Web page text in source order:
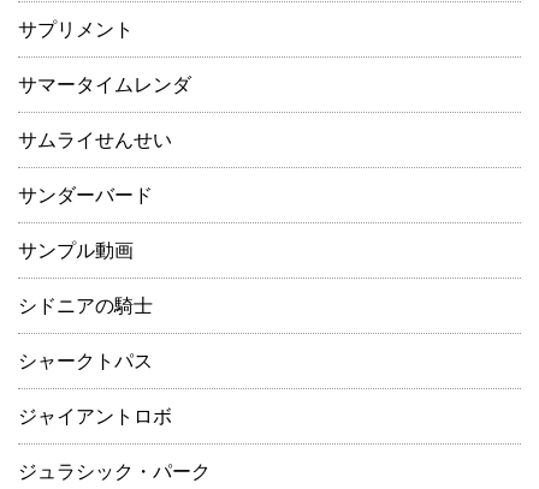
サプリメント
サマータイムレンダ
サムライせんせい
サンダーバード
サンプル動画
シドニアの騎士
シャークトパス
ジャイアントロボ
ジュラシック・パーク